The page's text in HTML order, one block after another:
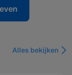
Alles bekijken